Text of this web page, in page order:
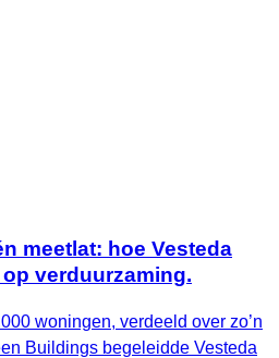
meetlat: hoe Vesteda
verduurzaming.
woningen, verdeeld over zo’n
Buildings begeleidde Vesteda